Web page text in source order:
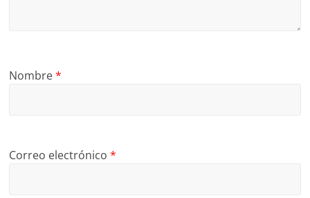
Nombre*
Correo electrónico*